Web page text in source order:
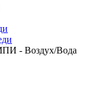
- Воздух/Вода